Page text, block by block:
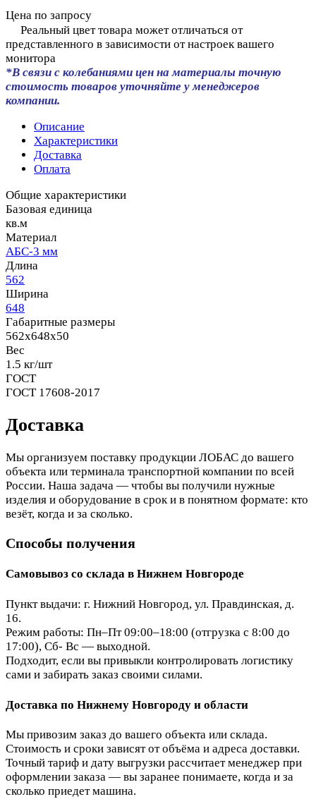
Цена по запросу
Реальный цвет товара может отличаться от
представленного в зависимости от настроек вашего
монитора
*В связи с колебаниями цен на материалы точную
стоимость товаров уточняйте у менеджеров
компании.
Описание
Характеристики
Доставка
Оплата
Общие характеристики
Базовая единица
кв.м
Материал
АБС-3 мм
Длина
562
Ширина
648
Габаритные размеры
562x648x50
Вес
1.5 кг/шт
ГОСТ
ГОСТ 17608-2017
Доставка
Мы организуем поставку продукции ЛОБАС до вашего
объекта или терминала транспортной компании по всей
России. Наша задача — чтобы вы получили нужные
изделия и оборудование в срок и в понятном формате: кто
везёт, когда и за сколько.
Способы получения
Самовывоз со склада в Нижнем Новгороде
Пункт выдачи: г. Нижний Новгород, ул. Правдинская, д.
16.
Режим работы: Пн–Пт 09:00–18:00 (отгрузка с 8:00 до
17:00), Сб- Вс — выходной.
Подходит, если вы привыкли контролировать логистику
сами и забирать заказ своими силами.
Доставка по Нижнему Новгороду и области
Мы привозим заказ до вашего объекта или склада.
Стоимость и сроки зависят от объёма и адреса доставки.
Точный тариф и дату выгрузки рассчитает менеджер при
оформлении заказа — вы заранее понимаете, когда и за
сколько приедет машина.